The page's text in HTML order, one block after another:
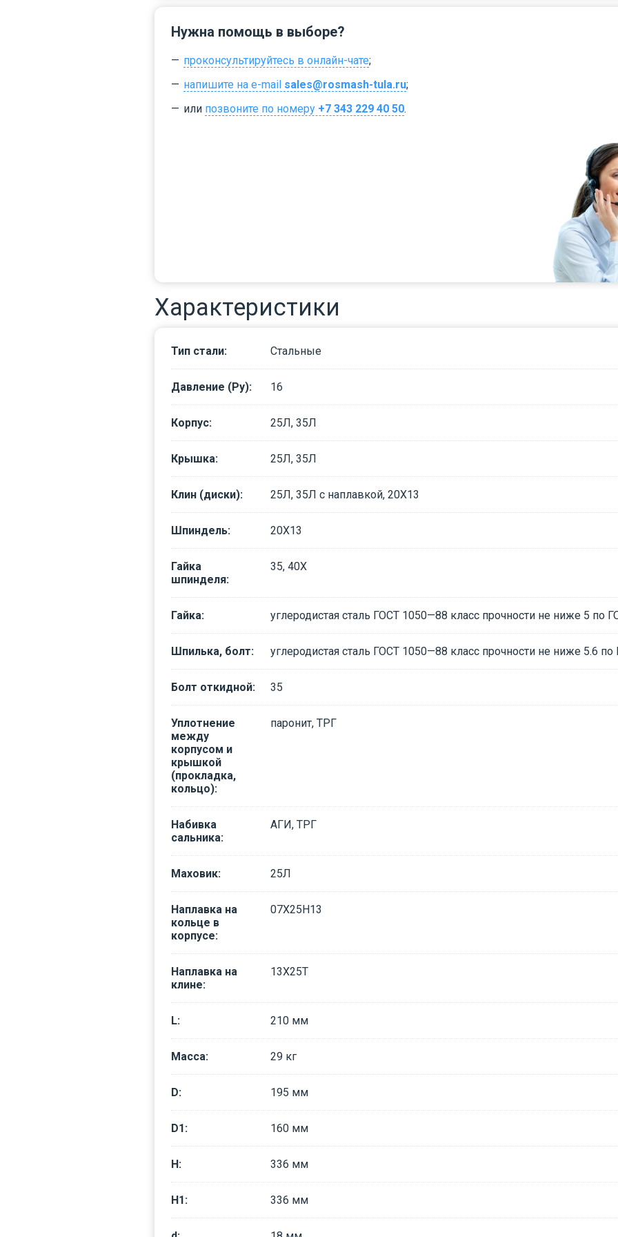
Нужна помощь в выборе?
проконсультируйтесь в онлайн-чате;
напишите на e-mail sales@rosmash-tula.ru;
или позвоните по номеру +7 343 229 40 50.
Характеристики
Тип стали: Стальные
Давление (Ру): 16
Корпус: 25Л, 35Л
Крышка: 25Л, 35Л
Клин (диски): 25Л, 35Л с наплавкой, 20Х13
Шпиндель: 20Х13
Гайка
шпинделя:
35, 40Х
Гайка: углеродистая сталь ГОСТ 1050—88 класс прочности не ниже 5 по
Шпилька, болт: углеродистая сталь ГОСТ 1050—88 класс прочности не ниже 5.6
Болт откидной: 35
Уплотнение
между
корпусом и
крышкой
(прокладка,
кольцо):
паронит, ТРГ
Набивка
сальника:
АГИ, ТРГ
Маховик: 25Л
Наплавка на
кольце в
корпусе:
07Х25Н13
Наплавка на
клине:
13Х25Т
L: 210 мм
Масса: 29 кг
D: 195 мм
D1: 160 мм
H: 336 мм
H1: 336 мм